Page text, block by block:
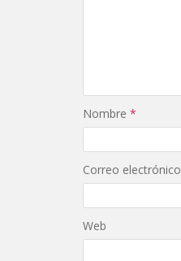
Nombre *
Correo electrónico
Web